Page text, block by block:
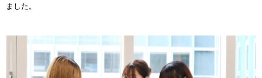
ました。